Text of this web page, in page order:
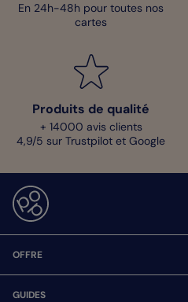
En 24h-48h pour toutes nos
cartes
Produits de qualité
+ 14000 avis clients
4,9/5 sur Trustpilot et Google
OFFRE
GUIDES